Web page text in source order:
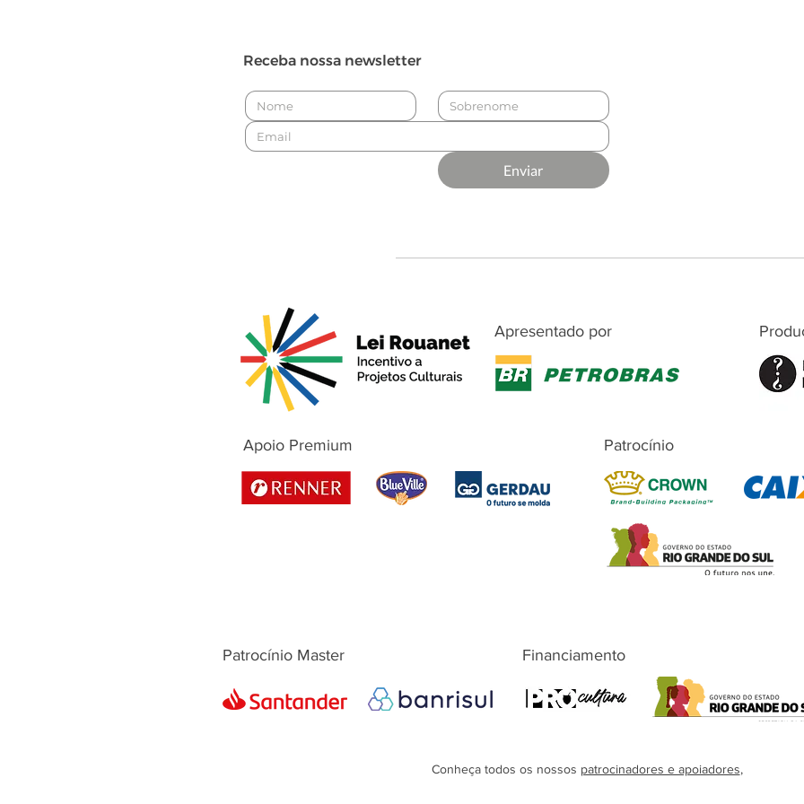
Receba nossa newsletter
Enviar
Apresentado por
Apoio Premium Patrocínio
Patrocínio Master Financiamento
Conheça todos os nossos patrocinadores e apoiadores,